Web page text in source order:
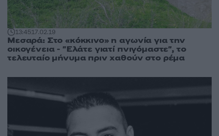
13:4517.02.19
Μεσαρά: Στο «κόκκινο» η αγωνία για την
οικογένεια - "Ελάτε γιατί πνιγόμαστε", το
τελευταίο μήνυμα πριν χαθούν στο ρέμα